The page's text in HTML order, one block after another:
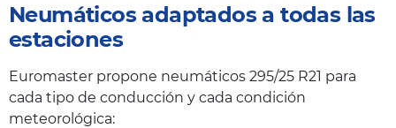
Neumáticos adaptados a todas las
estaciones
Euromaster propone neumáticos 295/25 R21 para
cada tipo de conducción y cada condición
meteorológica: